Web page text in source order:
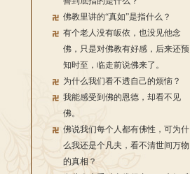
佛教里讲的“真如”是指什么？
有个老人没有皈依，也没见他念
佛，只是对佛教有好感，后来还预
知时至，临走前说佛来了。
为什么我们看不透自己的烦恼？
我能感受到佛的恩德，却看不见
佛。
佛说我们每个人都有佛性，可为什
么我还是个凡夫，看不清世间万物
的真相？